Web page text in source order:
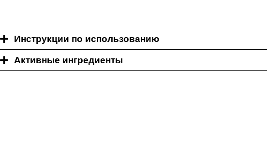
Инструкции по использованию
Активные ингредиенты